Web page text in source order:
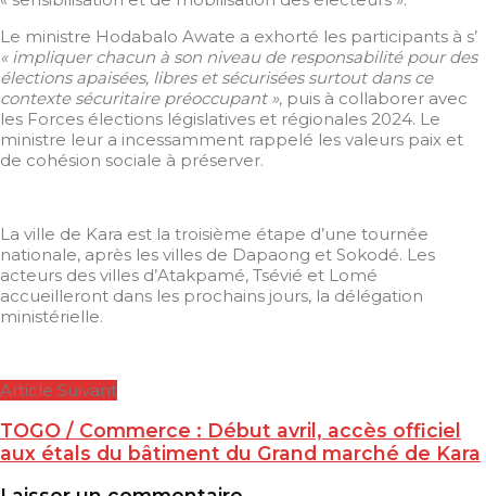
Le ministre Hodabalo Awate a exhorté les participants à s’
« impliquer chacun à son niveau de responsabilité pour des
élections apaisées, libres et sécurisées surtout dans ce
contexte sécuritaire préoccupant », puis à collaborer avec
les Forces élections législatives et régionales 2024. Le
ministre leur a incessamment rappelé les valeurs paix et
de cohésion sociale à préserver.
La ville de Kara est la troisième étape d’une tournée
nationale, après les villes de Dapaong et Sokodé. Les
acteurs des villes d’Atakpamé, Tsévié et Lomé
accueilleront dans les prochains jours, la délégation
ministérielle.
Article Suivant
TOGO / Commerce : Début avril, accès officiel
aux étals du bâtiment du Grand marché de Kara